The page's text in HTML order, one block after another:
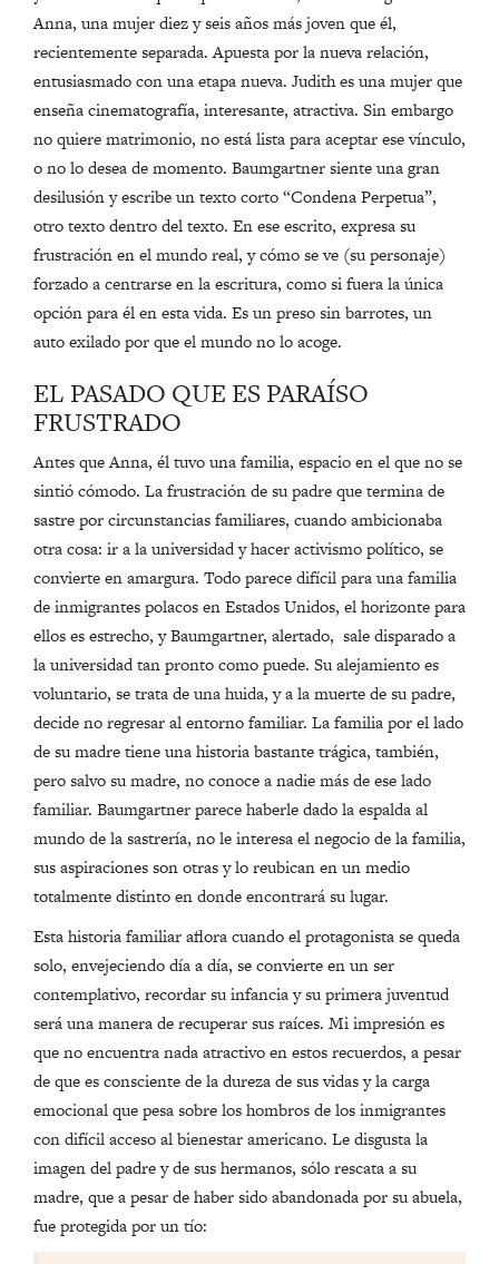
Anna, una mujer diez y seis años más joven que él,
recientemente separada. Apuesta por la nueva relación,
entusiasmado con una etapa nueva. Judith es una mujer que
enseña cinematografía, interesante, atractiva. Sin embargo
no quiere matrimonio, no está lista para aceptar ese vínculo,
o no lo desea de momento. Baumgartner siente una gran
desilusión y escribe un texto corto “Condena Perpetua”,
otro texto dentro del texto. En ese escrito, expresa su
frustración en el mundo real, y cómo se ve (su personaje)
forzado a centrarse en la escritura, como si fuera la única
opción para él en esta vida. Es un preso sin barrotes, un
auto exilado por que el mundo no lo acoge.
EL PASADO QUE ES PARAÍSO
FRUSTRADO
Antes que Anna, él tuvo una familia, espacio en el que no se
sintió cómodo. La frustración de su padre que termina de
sastre por circunstancias familiares, cuando ambicionaba
otra cosa: ir a la universidad y hacer activismo político, se
convierte en amargura. Todo parece difícil para una familia
de inmigrantes polacos en Estados Unidos, el horizonte para
ellos es estrecho, y Baumgartner, alertado, sale disparado a
la universidad tan pronto como puede. Su alejamiento es
voluntario, se trata de una huida, y a la muerte de su padre,
decide no regresar al entorno familiar. La familia por el lado
de su madre tiene una historia bastante trágica, también,
pero salvo su madre, no conoce a nadie más de ese lado
familiar. Baumgartner parece haberle dado la espalda al
mundo de la sastrería, no le interesa el negocio de la familia,
sus aspiraciones son otras y lo reubican en un medio
totalmente distinto en donde encontrará su lugar.
Esta historia familiar aflora cuando el protagonista se queda
solo, envejeciendo día a día, se convierte en un ser
contemplativo, recordar su infancia y su primera juventud
será una manera de recuperar sus raíces. Mi impresión es
que no encuentra nada atractivo en estos recuerdos, a pesar
de que es consciente de la dureza de sus vidas y la carga
emocional que pesa sobre los hombros de los inmigrantes
con difícil acceso al bienestar americano. Le disgusta la
imagen del padre y de sus hermanos, sólo rescata a su
madre, que a pesar de haber sido abandonada por su abuela,
fue protegida por un tío: